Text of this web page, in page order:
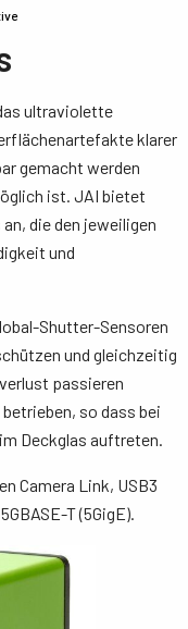
ultraviolette
klarer
gemacht werden
ist. JAI bietet
die den jeweiligen
und
Shutter-Sensoren
und gleichzeitig
passieren
so dass bei
Deckglas auftreten.
Camera Link, USB3
T (5GigE).